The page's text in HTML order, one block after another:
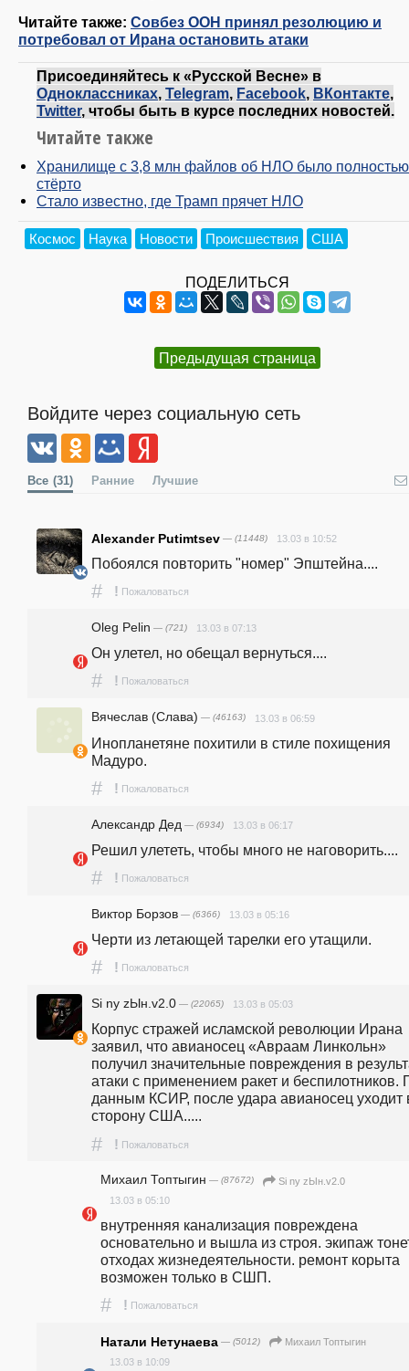
Читайте также: Совбез ООН принял резолюцию и
потребовал от Ирана остановить атаки
Присоединяйтесь к «Русской Весне» в
Одноклассниках, Telegram, Facebook, ВКонтакте,
Twitter, чтобы быть в курсе последних новостей.
Читайте также
Хранилище с 3,8 млн файлов об НЛО было полностью
стёрто
Стало известно, где Трамп прячет НЛО
Космос Наука Новости Происшествия США
ПОДЕЛИТЬСЯ
Предыдущая страница
Войдите через социальную сеть
Все (31) Ранние Лучшие
Alexander Putimtsev — (11448) 13.03 в 10:52
Побоялся повторить "номер" Эпштейна....
# ! Пожаловаться
Oleg Pelin — (721) 13.03 в 07:13
Он улетел, но обещал вернуться....
# ! Пожаловаться
Вячеслав (Слава) — (46163) 13.03 в 06:59
Инопланетяне похитили в стиле похищения
Мадуро.
# ! Пожаловаться
Александр Дед — (6934) 13.03 в 06:17
Решил улететь, чтобы много не наговорить....
# ! Пожаловаться
Виктор Борзов — (6366) 13.03 в 05:16
Черти из летающей тарелки его утащили.
# ! Пожаловаться
Si ny zЫн.v2.0 — (22065) 13.03 в 05:03
Корпус стражей исламской революции Ирана
заявил, что авианосец «Авраам Линкольн»
получил значительные повреждения в
атаки с применением ракет и беспилотников.
данным КСИР, после удара авианосец уходит
сторону США.....
# ! Пожаловаться
Михаил Топтыгин — (87672)
Si ny zЫн.v2.0
13.03 в 05:10
внутренняя канализация повреждена
основательно и вышла из строя. экипаж
отходах жизнедеятельности. ремонт корыта
возможен только в СШП.
# ! Пожаловаться
Натали Нетунаева — (5012)
Михаил Топтыгин
13.03 в 10:09